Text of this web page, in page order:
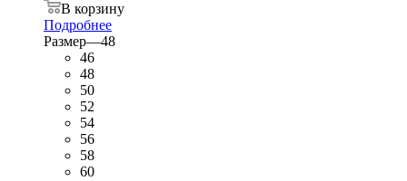
В корзину
Подробнее
Размер—48
46
48
50
52
54
56
58
60